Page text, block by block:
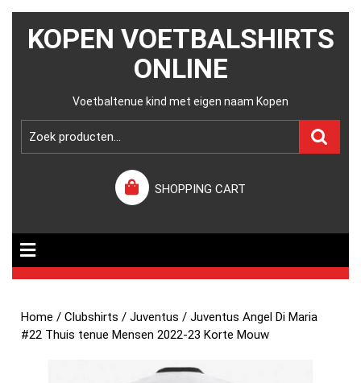
KOPEN VOETBALSHIRTS
ONLINE
Voetbaltenue kind met eigen naam Kopen
SHOPPING CART
Home /Clubshirts /Juventus / Juventus Angel Di Maria
#22 Thuis tenue Mensen 2022-23 Korte Mouw